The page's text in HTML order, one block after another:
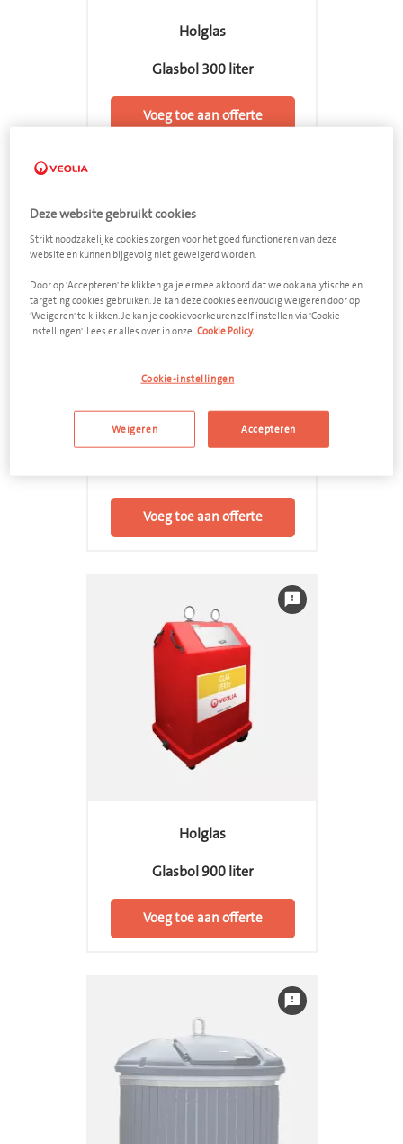
Holglas
Glasbol 300 liter
Voeg toe aan offerte
Voeg toe aan offerte
feedback
Holglas
Glasbol 900 liter
Voeg toe aan offerte
feedback
Deze website gebruikt cookies
Strikt noodzakelijke cookies zorgen voor het goed functioneren van deze
website en kunnen bijgevolg niet geweigerd worden.
Door op 'Accepteren' te klikken ga je ermee akkoord dat we ook analytische en
targeting cookies gebruiken. Je kan deze cookies eenvoudig weigeren door op
'Weigeren' te klikken. Je kan je cookievoorkeuren zelf instellen via 'Cookie-
instellingen'. Lees er alles over in onze Cookie Policy.
Cookie-instellingen
Weigeren Accepteren